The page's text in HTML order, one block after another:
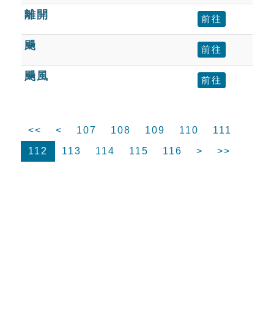
離開 前往
颺 前往
颺風 前往
<< < 107 108 109 110
111
112
113 114 115 116 > >>